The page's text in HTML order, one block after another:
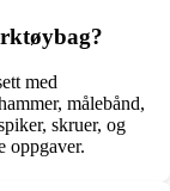
med
målebånd,
skruer, og
oppgaver.